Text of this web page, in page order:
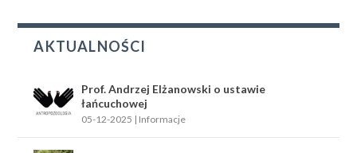
AKTUALNOŚCI
Prof. Andrzej Elżanowski o ustawie
łańcuchowej
05-12-2025 | Informacje